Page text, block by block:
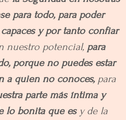
para todo, para poder
y por tanto confiar
nuestro potencial, para
porque no puedes estar
a quien no conoces,para
parte más íntima y
lo bonita que esy de la